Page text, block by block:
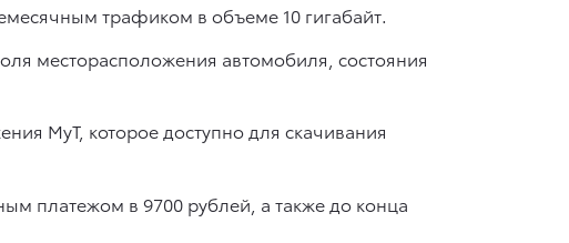
трафиком в объеме 10 гигабайт.
месторасположения автомобиля, состояния
MyT, которое доступно для скачивания
платежом в 9700 рублей, а также до конца